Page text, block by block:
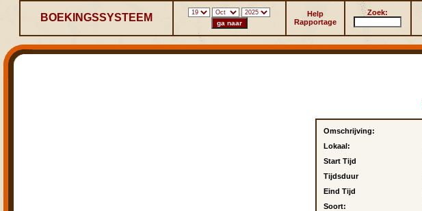
BOEKINGSSYSTEEM
Help
Rapportage
Zoek:
Omschrijving:
Lokaal:
Start Tijd
Tijdsduur
Eind Tijd
Soort: